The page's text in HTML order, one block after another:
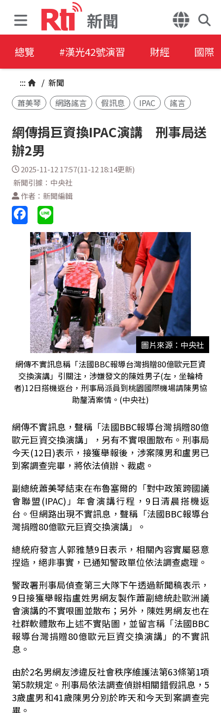
新聞
總覽 #漢光42號演習 財經 國際
::: / 新聞
蕭美琴
網路謠言 假訊息 IPAC 謠言
網傳捐巨資換IPAC演講 刑事局送
辦2男
2025-11-12 17:57(11-12 18:14更新)
新聞引據：中央社
作者：新聞編輯
圖片來源：中央社
網傳不實訊息稱「法國BBC報導台灣捐贈80億歐元巨資
交換演講」引關注，涉嫌發文的陳姓男子(左，坐輪椅
者)12日搭機返台，刑事局派員到桃園國際機場請陳男協
助釐清案情。(中央社)
網傳不實訊息，聲稱「法國BBC報導台灣捐贈80億
歐元巨資交換演講」，另有不實哏圖散布。刑事局
今天(12日)表示，接獲舉報後，涉案陳男和盧男已
到案調查完畢，將依法偵辦、裁處。
副總統蕭美琴結束在布魯塞爾的「對中政策跨國議
會聯盟(IPAC)」年會演講行程，9日清晨搭機返
台。但網路出現不實訊息，聲稱「法國BBC報導台
灣捐贈80億歐元巨資交換演講」。
總統府發言人郭雅慧9日表示，相關內容實屬惡意
捏造，絕非事實，已通知警政單位依法調查處理。
警政署刑事局偵查第三大隊下午透過新聞稿表示，
9日接獲舉報指盧姓男網友製作蕭副總統赴歐洲議
會演講的不實哏圖並散布；另外，陳姓男網友也在
社群軟體散布上述不實貼圖，並留言稱「法國BBC
報導台灣捐贈80億歐元巨資交換演講」的不實訊
息。
由於2名男網友涉違反社會秩序維護法第63條第1項
第5款規定。刑事局依法調查偵辦相關錯假訊息，5
3歲盧男和41歲陳男分別於昨天和今天到案調查完
畢。